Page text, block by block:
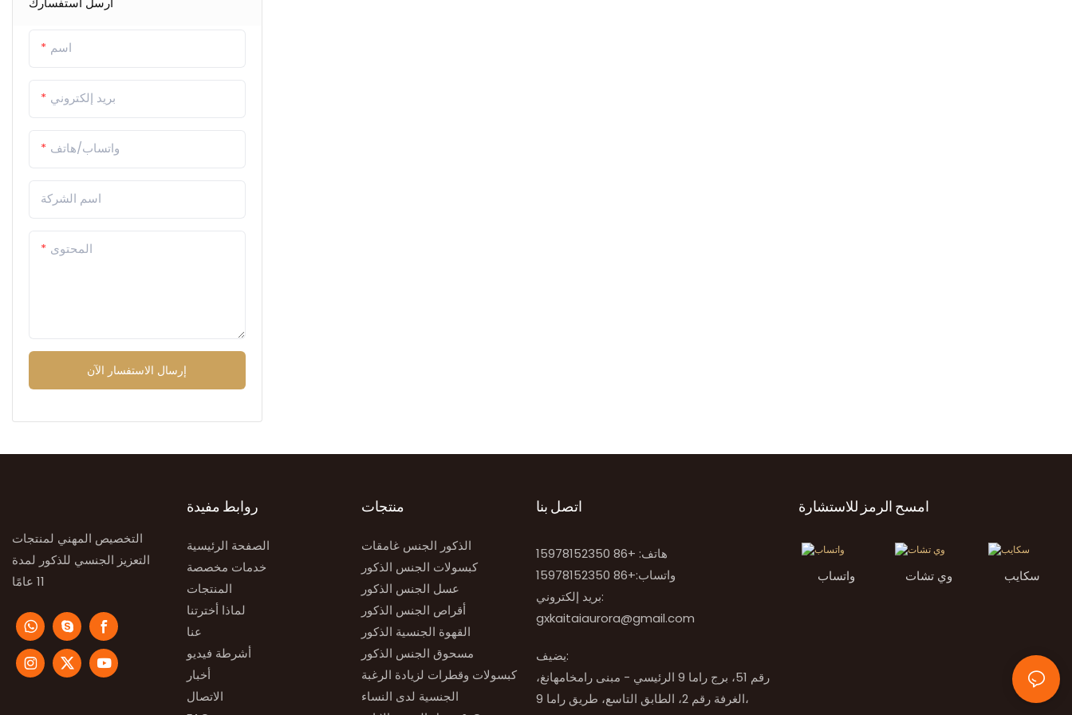
اسم
بريد إلكتروني
واتساب/هاتف
اسم الشركة
المحتوى
إرسال الاستفسار الآن
التخصيص المهني لمنتجات
التعزيز الجنسي للذكور لمدة
11 عامًا
روابط مفيدة
الصفحة الرئيسية
خدمات مخصصة
المنتجات
لماذا أخترتنا
عنا
أشرطة فيديو
أخبار
الاتصال
منتجات
الذكور الجنس غامقات
كبسولات الجنس الذكور
عسل الجنس الذكور
أقراص الجنس الذكور
القهوة الجنسية الذكور
مسحوق الجنس الذكور
كبسولات وقطرات لزيادة الرغبة
الجنسية لدى النساء
اتصل بنا
هاتف: +86 15978152350
واتساب:+86 15978152350
بريد إلكتروني:
gxkaitaiaurora@gmail.com
يضيف:
رقم 51، برج راما 9 الرئيسي - مبنى رامخامهانغ،
الغرفة رقم 2، الطابق التاسع، طريق راما 9،
امسح الرمز للاستشارة
واتساب وي تشات سكايب